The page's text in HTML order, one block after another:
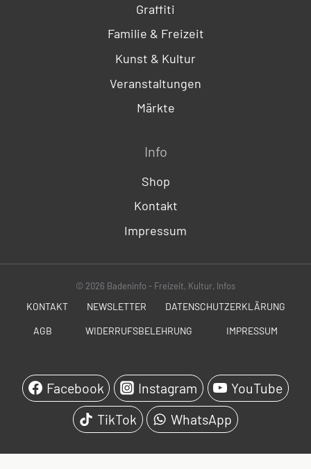
Graffiti
Familie & Freizeit
Kunst & Kultur
Veranstaltungen
Märkte
Info
Shop
Kontakt
Impressum
© 2026 Badeninfo - Freizeit, Kultur, Infos
KONTAKT NEWSLETTER DATENSCHUTZERKLÄRUNG
AGB WIDERRUFSBELEHRUNG IMPRESSUM
Facebook Instagram
YouTube
TikTok
WhatsApp